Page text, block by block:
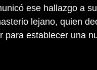
ese hallazgo a
lejano, quien
para establecer una